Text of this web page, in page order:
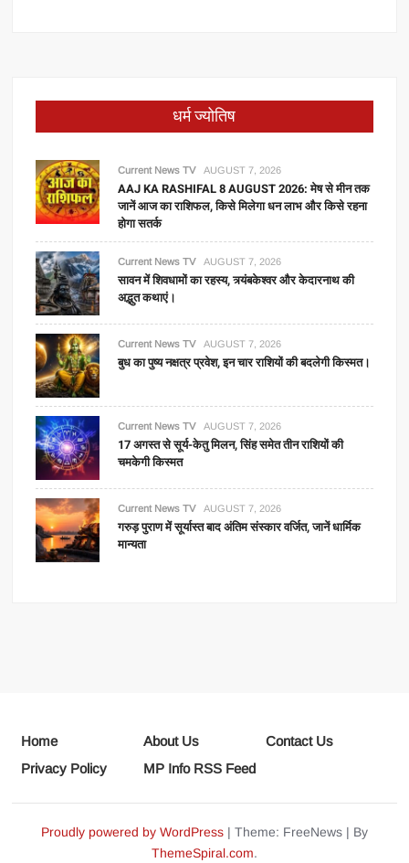
धर्म ज्योतिष
Current News TV AUGUST 7, 2026
AAJ KA RASHIFAL 8 AUGUST 2026: मेष से मीन तक
जानें आज का राशिफल, किसे मिलेगा धन लाभ और किसे रहना
होगा सतर्क
Current News TV AUGUST 7, 2026
सावन में शिवधामों का रहस्य, त्र्यंबकेश्वर और केदारनाथ की
अद्भुत कथाएं।
Current News TV AUGUST 7, 2026
बुध का पुष्य नक्षत्र प्रवेश, इन चार राशियों की बदलेगी किस्मत।
Current News TV AUGUST 7, 2026
17 अगस्त से सूर्य-केतु मिलन, सिंह समेत तीन राशियों की
चमकेगी किस्मत
Current News TV AUGUST 7, 2026
गरुड़ पुराण में सूर्यास्त बाद अंतिम संस्कार वर्जित, जानें धार्मिक
मान्यता
Home About Us
Contact Us
Privacy Policy
MP Info RSS Feed
Proudly powered by WordPress | Theme: FreeNews | By
ThemeSpiral.com.